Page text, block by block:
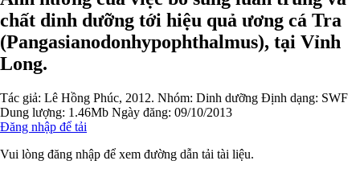
chất dinh dưỡng tới hiệu quả ương cá Tra
(Pangasianodonhypophthalmus), tại Vỉnh
Long.
Tác giả: Lê Hồng Phúc, 2012. Nhóm: Dinh dưỡng Định dạng: SWF
Dung lượng: 1.46Mb Ngày đăng: 09/10/2013
Đăng nhập để tải
Vui lòng đăng nhập để xem đường dẫn tải tài liệu.